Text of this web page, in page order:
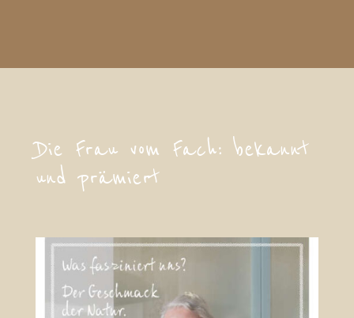
Die Frau vom Fach: bekannt
und prämiert